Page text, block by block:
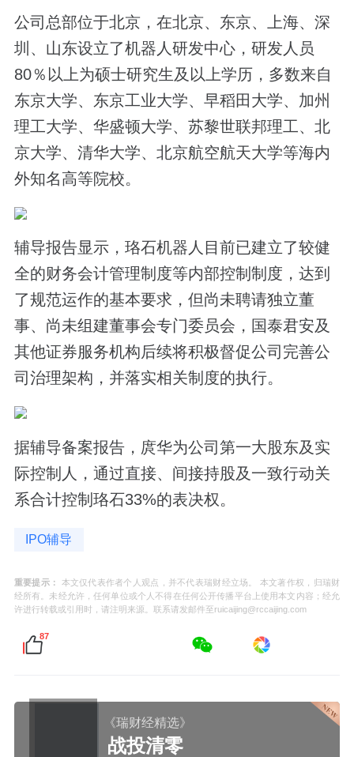
公司总部位于北京，在北京、东京、上海、深
圳、山东设立了机器人研发中心，研发人员
80％以上为硕士研究生及以上学历，多数来自
东京大学、东京工业大学、早稻田大学、加州
理工大学、华盛顿大学、苏黎世联邦理工、北
京大学、清华大学、北京航空航天大学等海内
外知名高等院校。
辅导报告显示，珞石机器人目前已建立了较健
全的财务会计管理制度等内部控制制度，达到
了规范运作的基本要求，但尚未聘请独立董
事、尚未组建董事会专门委员会，国泰君安及
其他证券服务机构后续将积极督促公司完善公
司治理架构，并落实相关制度的执行。
据辅导备案报告，庹华为公司第一大股东及实
际控制人，通过直接、间接持股及一致行动关
系合计控制珞石33%的表决权。
IPO辅导
重要提示：
本文仅代表作者个人观点，并不代表瑞财经立场。 本文著作权，归瑞财
经所有。未经允许，任何单位或个人不得在任何公开传播平台上使用本文内容；经允
许进行转载或引用时，请注明来源。联系请发邮件至ruicaijing@rccaijing.com
87
《瑞财经精选》
战投清零